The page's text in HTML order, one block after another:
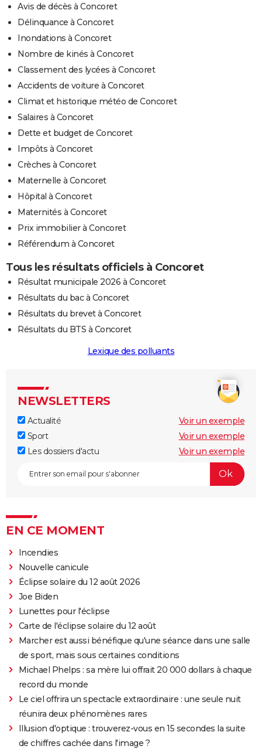
Avis de décès à Concoret
Délinquance à Concoret
Inondations à Concoret
Nombre de kinés à Concoret
Classement des lycées à Concoret
Accidents de voiture à Concoret
Climat et historique météo de Concoret
Salaires à Concoret
Dette et budget de Concoret
Impôts à Concoret
Crèches à Concoret
Maternelle à Concoret
Hôpital à Concoret
Maternités à Concoret
Prix immobilier à Concoret
Référendum à Concoret
Tous les résultats officiels à Concoret
Résultat municipale 2026 à Concoret
Résultats du bac à Concoret
Résultats du brevet à Concoret
Résultats du BTS à Concoret
Lexique des polluants
NEWSLETTERS
Actualité
Voir un exemple
Sport
Voir un exemple
Les dossiers d'actu
Voir un exemple
EN CE MOMENT
Incendies
Nouvelle canicule
Éclipse solaire du 12 août 2026
Joe Biden
Lunettes pour l'éclipse
Carte de l'éclipse solaire du 12 août
Marcher est aussi bénéfique qu'une séance dans une salle
de sport, mais sous certaines conditions
Michael Phelps : sa mère lui offrait 20 000 dollars à chaque
record du monde
Le ciel offrira un spectacle extraordinaire : une seule nuit
réunira deux phénomènes rares
Illusion d'optique : trouverez-vous en 15 secondes la suite
de chiffres cachée dans l'image ?